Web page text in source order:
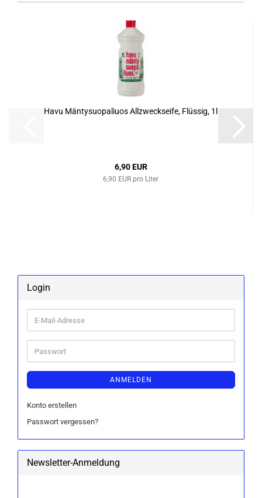
Havu Män­ty­suo­pa­li­uos All­zweck­sei­fe, Flüs­sig, 1l
6,90 EUR
6,90 EUR pro Liter
Login
E-
Mail-
Adresse
Passwort
ANMELDEN
Konto erstellen
Passwort vergessen?
Newsletter-Anmeldung